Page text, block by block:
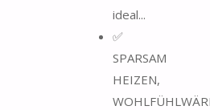
ideal...
✅
SPARSAM
HEIZEN,